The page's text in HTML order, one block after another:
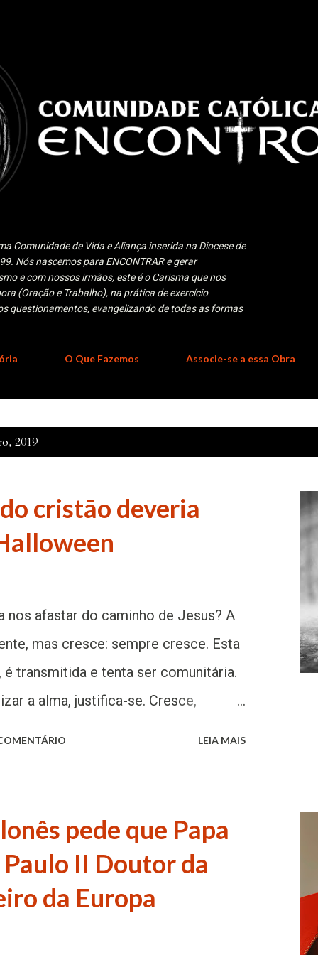
Comunidade de Vida e Aliança inserida na Diocese de
Nós nascemos para ENCONTRAR e gerar
e com nossos irmãos, este é o Carisma que nos
(Oração e Trabalho), na prática de exercício
questionamentos, evangelizando de todas as formas
O Que Fazemos Associe-se a essa Obra
2019
cristão deveria
nos afastar do caminho de Jesus? A
mas cresce: sempre cresce. Esta
transmitida e tenta ser comunitária.
a alma, justifica-se. Cresce,
isso, a noite de 31 de outubro, no
hallow’s eve” (véspera de todos
expressão virou “Halloween”. 2. As
os celtas do norte da Europa
LEIA MAIS
pede que Papa
II Doutor da
da Europa